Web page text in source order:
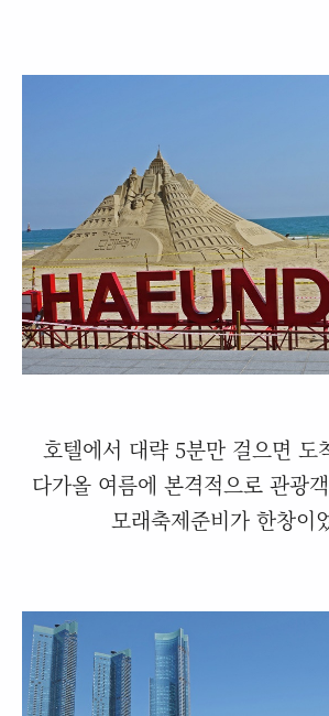
호텔에서 대략 5분만 걸으면 도
다가올 여름에 본격적으로 관광
모래축제준비가 한창이